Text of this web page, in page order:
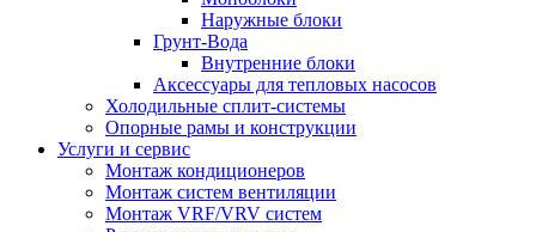
Наружные блоки
Грунт-Вода
Внутренние блоки
Аксессуары для тепловых насосов
Холодильные сплит-системы
Опорные рамы и конструкции
Услуги и сервис
Монтаж кондиционеров
Монтаж систем вентиляции
Монтаж VRF/VRV систем